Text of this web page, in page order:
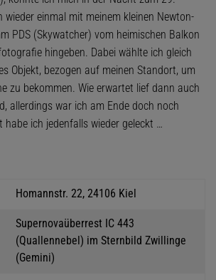
wieder einmal mit meinem kleinen Newton-
PDS (Skywatcher) vom heimischen Balkon
hingeben. Dabei wählte ich gleich
Objekt, bezogen auf meinen Standort, um
zu bekommen. Wie erwartet lief dann auch
allerdings war ich am Ende doch noch
habe ich jedenfalls wieder geleckt …
Homannstr. 22, 24106 Kiel
Supernovaüberrest IC 443
(Quallennebel) im Sternbild Zwillinge
(Gemini)